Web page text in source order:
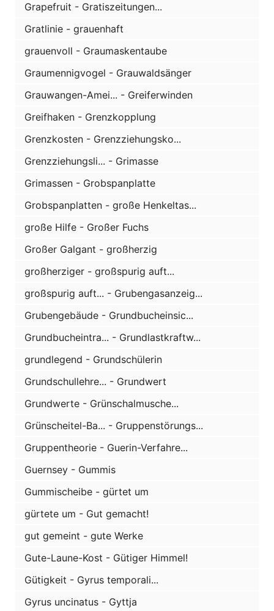
Grapefruit - Gratiszeitungen...
Gratlinie - grauenhaft
grauenvoll - Graumaskentaube
Graumennigvogel - Grauwaldsänger
Grauwangen-Amei... - Greiferwinden
Greifhaken - Grenzkopplung
Grenzkosten - Grenzziehungsko...
Grenzziehungsli... - Grimasse
Grimassen - Grobspanplatte
Grobspanplatten - große Henkeltas...
große Hilfe - Großer Fuchs
Großer Galgant - großherzig
großherziger - großspurig auft...
großspurig auft... - Grubengasanzeig...
Grubengebäude - Grundbucheinsic...
Grundbucheintra... - Grundlastkraftw...
grundlegend - Grundschülerin
Grundschullehre... - Grundwert
Grundwerte - Grünschalmusche...
Grünscheitel-Ba... - Gruppenstörungs...
Gruppentheorie - Guerin-Verfahre...
Guernsey - Gummis
Gummischeibe - gürtet um
gürtete um - Gut gemacht!
gut gemeint - gute Werke
Gute-Laune-Kost - Gütiger Himmel!
Gütigkeit - Gyrus temporali...
Gyrus uncinatus - Gyttja